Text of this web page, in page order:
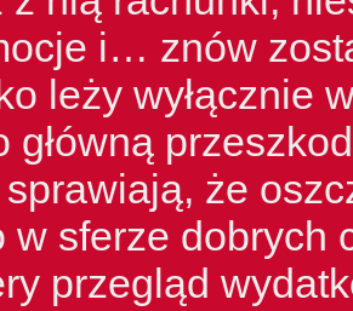
i… znów
leży wyłącznie
główną
sprawiają, że
w sferze dobrych
przegląd